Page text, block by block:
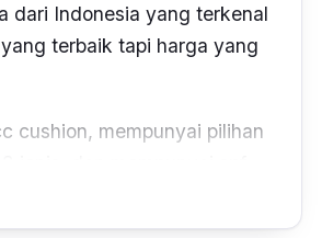
dari Indonesia yang terkenal
terbaik tapi harga yang
cushion, mempunyai pilihan
melindungi kulit anda.